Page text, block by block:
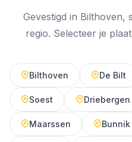
Gevestigd in Bilthoven,
regio. Selecteer je
Bilthoven De Bilt
Soest Driebergen
Maarssen Bunnik